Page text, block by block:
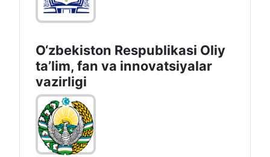
O‘zbekiston Respublikasi Oliy
taʼlim, fan va innovatsiyalar
vazirligi